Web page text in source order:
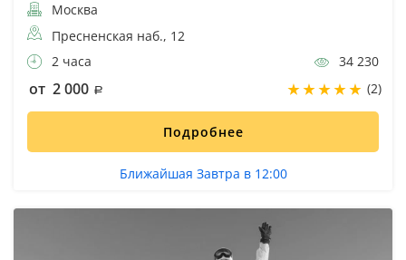
Москва
Пресненская наб., 12
2 часа
34 230
от 2 000 (2)
Подробнее
Ближайшая Завтра в 12:00